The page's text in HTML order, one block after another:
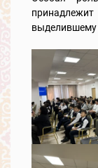
выделившему